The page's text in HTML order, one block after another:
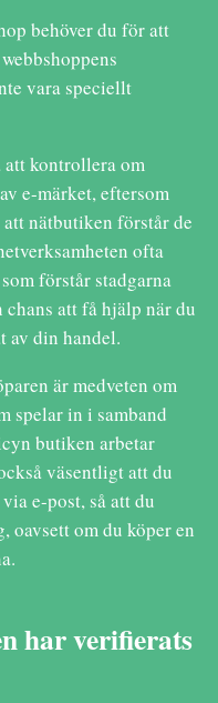
behöver du för att
vara speciellt
kontrollera om
e-märket, eftersom
nätbutiken förstår de
ofta
förstår stadgarna
att få hjälp när du
av din handel.
är medveten om
spelar in i samband
butiken arbetar
väsentligt att du
e-post, så att du
oavsett om du köper en
har verifierats